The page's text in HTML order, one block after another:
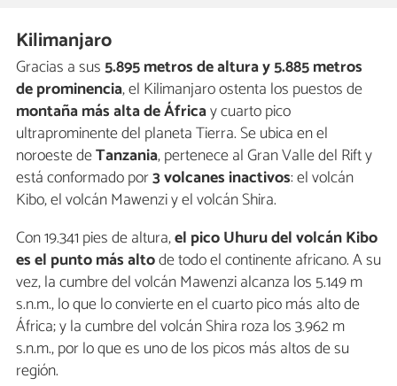
Kilimanjaro
Gracias a sus5.895 metros de altura y 5.885 metros
de prominencia, el Kilimanjaro ostenta los puestos de
montaña más alta de Áfricay cuarto pico
ultraprominente del planeta Tierra. Se ubica en el
noroeste deTanzania, pertenece al Gran Valle del Rift y
está conformado por3 volcanes inactivos: el volcán
Kibo, el volcán Mawenzi y el volcán Shira.
Con 19.341 pies de altura,el pico Uhuru del volcán Kibo
es el punto más altode todo el continente africano. A su
vez, la cumbre del volcán Mawenzi alcanza los 5.149 m
s.n.m., lo que lo convierte en el cuarto pico más alto de
África; y la cumbre del volcán Shira roza los 3.962 m
s.n.m., por lo que es uno de los picos más altos de su
región.